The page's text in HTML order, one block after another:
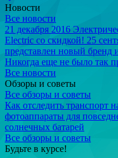
Новости
Все новости
21 декабря 2016
Electric со скидкой! 25
представлен новый бренд
Никогда еще не было так
Все новости
Обзоры и советы
Все обзоры и советы
Как отследить транспорт
фотоаппараты для
солнечных батарей
Все обзоры и советы
Будьте в курсе!